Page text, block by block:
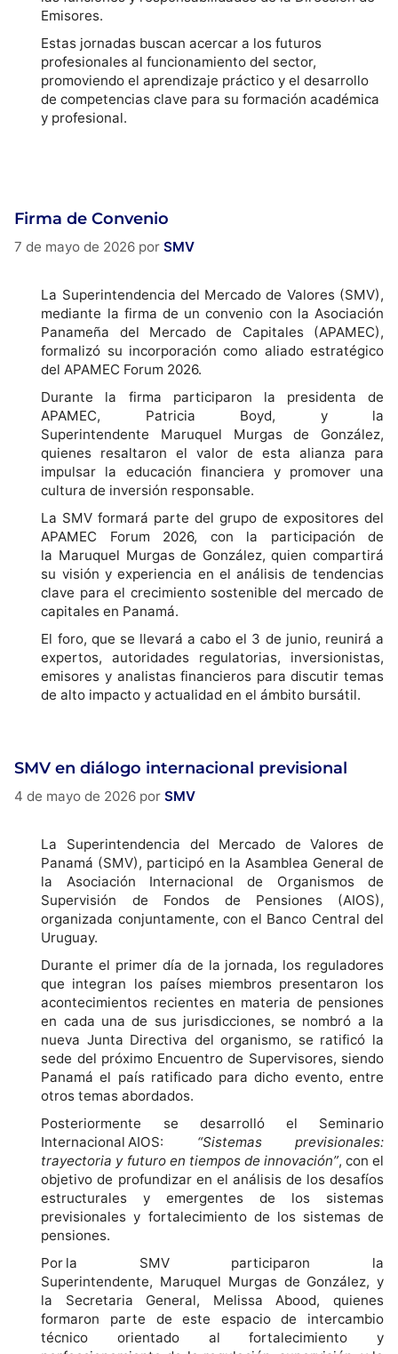
Emisores.
Estas jornadas buscan acercar a los futuros
profesionales al funcionamiento del sector,
promoviendo el aprendizaje práctico y el desarrollo
de competencias clave para su formación académica
y profesional.
Firma de Convenio
7 de mayo de 2026 por SMV
La Superintendencia del Mercado de Valores (SMV),
mediante la firma de un convenio con la Asociación
Panameña del Mercado de Capitales (APAMEC),
formalizó su incorporación como aliado estratégico
del APAMEC Forum 2026.
Durante la firma participaron la presidenta de
APAMEC, Patricia Boyd, y la
Superintendente Maruquel Murgas de González,
quienes resaltaron el valor de esta alianza para
impulsar la educación financiera y promover una
cultura de inversión responsable.
La SMV formará parte del grupo de expositores del
APAMEC Forum 2026, con la participación de
la Maruquel Murgas de González, quien compartirá
su visión y experiencia en el análisis de tendencias
clave para el crecimiento sostenible del mercado de
capitales en Panamá.
El foro, que se llevará a cabo el 3 de junio, reunirá a
expertos, autoridades regulatorias, inversionistas,
emisores y analistas financieros para discutir temas
de alto impacto y actualidad en el ámbito bursátil.
SMV en diálogo internacional previsional
4 de mayo de 2026 por SMV
La Superintendencia del Mercado de Valores de
Panamá (SMV), participó en la Asamblea General de
la Asociación Internacional de Organismos de
Supervisión de Fondos de Pensiones (AIOS),
organizada conjuntamente, con el Banco Central del
Uruguay.
Durante el primer día de la jornada, los reguladores
que integran los países miembros presentaron los
acontecimientos recientes en materia de pensiones
en cada una de sus jurisdicciones, se nombró a la
nueva Junta Directiva del organismo, se ratificó la
sede del próximo Encuentro de Supervisores, siendo
Panamá el país ratificado para dicho evento, entre
otros temas abordados.
Posteriormente se desarrolló el Seminario
Internacional AIOS: “Sistemas previsionales:
trayectoria y futuro en tiempos de innovación”, con el
objetivo de profundizar en el análisis de los desafíos
estructurales y emergentes de los sistemas
previsionales y fortalecimiento de los sistemas de
pensiones.
Por la SMV participaron la
Superintendente, Maruquel Murgas de González, y
la Secretaria General, Melissa Abood, quienes
formaron parte de este espacio de intercambio
técnico orientado al fortalecimiento y